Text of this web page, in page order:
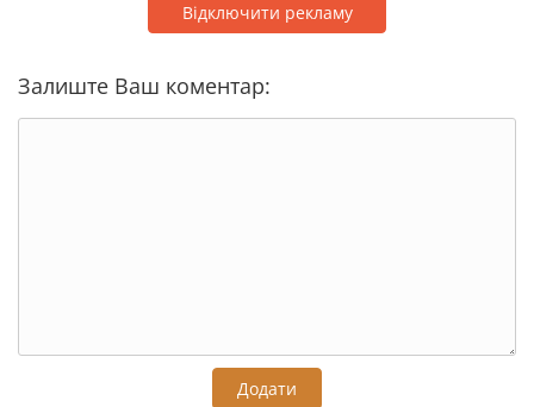
Відключити рекламу
Залиште Ваш коментар:
Додати